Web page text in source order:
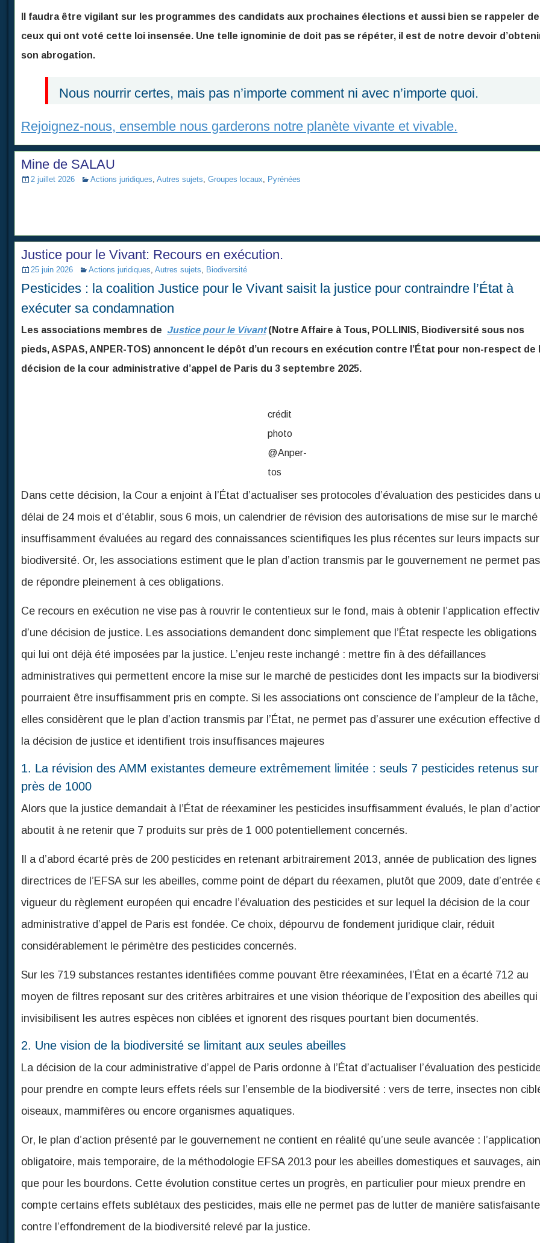
Il faudra être vigilant sur les programmes des candidats aux prochaines élections et aussi bien se rappeler de
ceux qui ont voté cette loi insensée. Une telle ignominie de doit pas se répéter, il est de notre devoir
son abrogation.
Nous nourrir certes, mais pas n’importe comment ni avec n’importe quoi.
Rejoignez-nous, ensemble nous garderons notre planète vivante et vivable.
Mine de SALAU
2 juillet 2026 Actions juridiques, Autres sujets, Groupes locaux, Pyrénées
Justice pour le Vivant: Recours en exécution.
25 juin 2026 Actions juridiques, Autres sujets, Biodiversité
Pesticides : la coalition Justice pour le Vivant saisit la justice pour contraindre l’État à
exécuter sa condamnation
Les associations membres de Justice pour le Vivant(Notre Affaire à Tous, POLLINIS, Biodiversité sous nos
pieds, ASPAS, ANPER-TOS) annoncent le dépôt d’un recours en exécution contre l’État pour non-respect de
décision de la cour administrative d’appel de Paris du 3 septembre 2025.
crédit
photo
@Anper-
tos
Dans cette décision, la Cour a enjoint à l’État d’actualiser ses protocoles d’évaluation des pesticides dans
délai de 24 mois et d’établir, sous 6 mois, un calendrier de révision des autorisations de mise sur le marché
insuffisamment évaluées au regard des connaissances scientifiques les plus récentes sur leurs impacts
biodiversité. Or, les associations estiment que le plan d’action transmis par le gouvernement ne permet pas
de répondre pleinement à ces obligations.
​Ce recours en exécution ne vise pas à rouvrir le contentieux sur le fond, mais à obtenir l’application
d’une décision de justice. Les associations demandent donc simplement que l’État respecte les obligations
qui lui ont déjà été imposées par la justice. L’enjeu reste inchangé : mettre fin à des défaillances
administratives qui permettent encore la mise sur le marché de pesticides dont les impacts sur la
pourraient être insuffisamment pris en compte. ​Si les associations ont conscience de l’ampleur de la tâche,
elles considèrent que le plan d’action transmis par l’État, ne permet pas d’assurer une exécution effective
la décision de justice et identifient trois insuffisances majeures
1. La révision des AMM existantes demeure extrêmement limitée : seuls 7 pesticides retenus sur
près de 1000
Alors que la justice demandait à l’État de réexaminer les pesticides insuffisamment évalués, le plan
aboutit à ne retenir que 7 produits sur près de 1 000 potentiellement concernés.
Il a d’abord écarté près de 200 pesticides en retenant arbitrairement 2013, année de publication des lignes
directrices de l’EFSA sur les abeilles, comme point de départ du réexamen, plutôt que 2009, date d’entrée
vigueur du règlement européen qui encadre l’évaluation des pesticides et sur lequel la décision de la cour
administrative d’appel de Paris est fondée. Ce choix, dépourvu de fondement juridique clair, réduit
considérablement le périmètre des pesticides concernés.
Sur les 719 substances restantes identifiées comme pouvant être réexaminées, l’État en a écarté 712 au
moyen de filtres reposant sur des critères arbitraires et une vision théorique de l’exposition des abeilles qui
invisibilisent les autres espèces non ciblées et ignorent des risques pourtant bien documentés.
2. Une vision de la biodiversité se limitant aux seules abeilles
La décision de la cour administrative d’appel de Paris ordonne à l’État d’actualiser l’évaluation des
pour prendre en compte leurs effets réels sur l’ensemble de la biodiversité : vers de terre, insectes non
oiseaux, mammifères ou encore organismes aquatiques.
Or, le plan d’action présenté par le gouvernement ne contient en réalité qu’une seule avancée : l’application
obligatoire, mais temporaire, de la méthodologie EFSA 2013 pour les abeilles domestiques et sauvages,
que pour les bourdons. Cette évolution constitue certes un progrès, en particulier pour mieux prendre en
compte certains effets sublétaux des pesticides, mais elle ne permet pas de lutter de manière satisfaisante
contre l’effondrement de la biodiversité relevé par la justice.